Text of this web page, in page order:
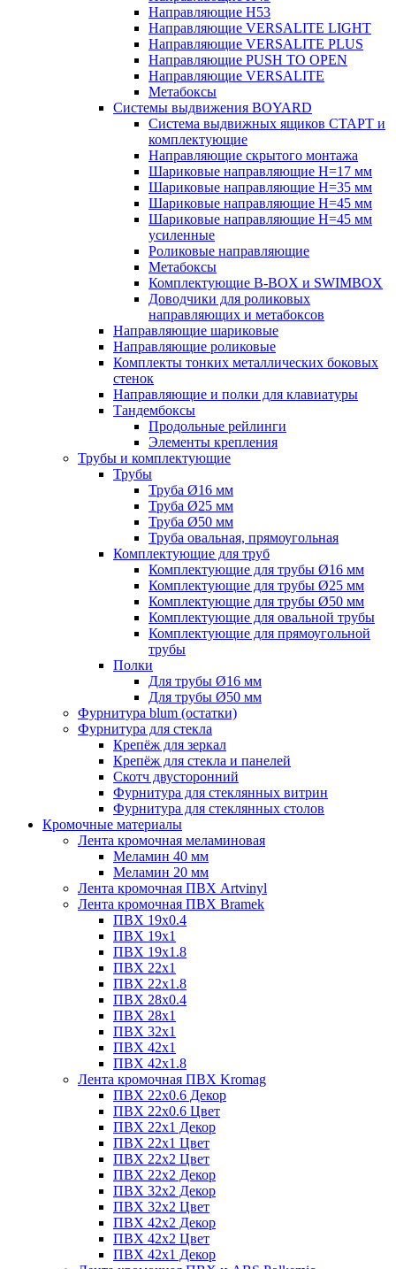
Направляющие H53
Направляющие VERSALITE LIGHT
Направляющие VERSALITE PLUS
Направляющие PUSH TO OPEN
Направляющие VERSALITE
Метабоксы
Системы выдвижения BOYARD
Система выдвижных ящиков СТАРТ и
комплектующие
Направляющие скрытого монтажа
Шариковые направляющие H=17 мм
Шариковые направляющие H=35 мм
Шариковые направляющие H=45 мм
Шариковые направляющие H=45 мм
усиленные
Роликовые направляющие
Метабоксы
Комплектующие B-BOX и SWIMBOX
Доводчики для роликовых
направляющих и метабоксов
Направляющие шариковые
Направляющие роликовые
Комплекты тонких металлических боковых
стенок
Направляющие и полки для клавиатуры
Тандембоксы
Продольные рейлинги
Элементы крепления
Трубы и комплектующие
Трубы
Труба Ø16 мм
Труба Ø25 мм
Труба Ø50 мм
Труба овальная, прямоугольная
Комплектующие для труб
Комплектующие для трубы Ø16 мм
Комплектующие для трубы Ø25 мм
Комплектующие для трубы Ø50 мм
Комплектующие для овальной трубы
Комплектующие для прямоугольной
трубы
Полки
Для трубы Ø16 мм
Для трубы Ø50 мм
Фурнитура blum (остатки)
Фурнитура для стекла
Крепёж для зеркал
Крепёж для стекла и панелей
Скотч двусторонний
Фурнитура для стеклянных витрин
Фурнитура для стеклянных столов
Кромочные материалы
Лента кромочная меламиновая
Меламин 40 мм
Меламин 20 мм
Лента кромочная ПВХ Artvinyl
Лента кромочная ПВХ Bramek
ПВХ 19x0.4
ПВХ 19х1
ПВХ 19х1.8
ПВХ 22х1
ПВХ 22х1.8
ПВХ 28х0.4
ПВХ 28х1
ПВХ 32x1
ПВХ 42х1
ПВХ 42х1.8
Лента кромочная ПВХ Kromag
ПВХ 22x0.6 Декор
ПВХ 22x0.6 Цвет
ПВХ 22x1 Декор
ПВХ 22x1 Цвет
ПВХ 22x2 Цвет
ПВХ 22x2 Декор
ПВХ 32x2 Декор
ПВХ 32x2 Цвет
ПВХ 42x2 Декор
ПВХ 42x2 Цвет
ПВХ 42x1 Декор